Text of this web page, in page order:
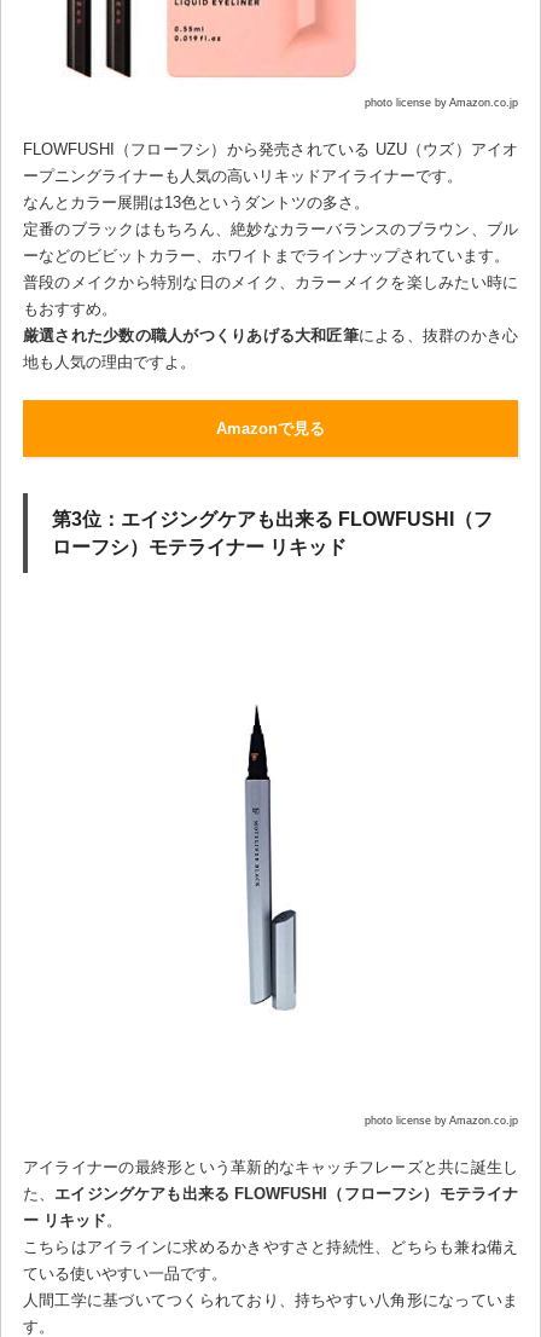
photo license by Amazon.co.jp
FLOWFUSHI（フローフシ）から発売されている UZU（ウズ）アイオ
ープニングライナーも人気の高いリキッドアイライナーです。
なんとカラー展開は13色というダントツの多さ。
定番のブラックはもちろん、絶妙なカラーバランスのブラウン、ブル
ーなどのビビットカラー、ホワイトまでラインナップされています。
普段のメイクから特別な日のメイク、カラーメイクを楽しみたい時に
もおすすめ。
厳選された少数の職人がつくりあげる大和匠筆による、抜群のかき心
地も人気の理由ですよ。
Amazonで見る
第3位：エイジングケアも出来る FLOWFUSHI（フ
ローフシ）モテライナー リキッド
photo license by Amazon.co.jp
アイライナーの最終形という革新的なキャッチフレーズと共に誕生し
た、 エイジングケアも出来る FLOWFUSHI（フローフシ）モテライナ
ー リキッド 。
こちらはアイラインに求めるかきやすさと持続性、どちらも兼ね備え
ている使いやすい一品です。
人間工学に基づいてつくられており、持ちやすい八角形になっていま
す。